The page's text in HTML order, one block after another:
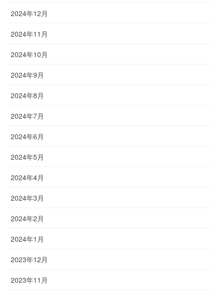
2024年12月
2024年11月
2024年10月
2024年9月
2024年8月
2024年7月
2024年6月
2024年5月
2024年4月
2024年3月
2024年2月
2024年1月
2023年12月
2023年11月